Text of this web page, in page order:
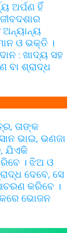
ଅର୍ପଣ ହିଁ
ଅନ୍ୟାନ୍ୟ
ଓ ଭକ୍ତି ।
: ଖାଦ୍ୟ ସହ
ବା ଶ୍ରାଦ୍ଧ
ତାଙ୍କ
ଭାଇ, ଭଣଜା
ଯିଏକି
। ଝିଅ ଓ
ଦେବେ, ସେ
କରିବେ ।
ଭୋଜନ